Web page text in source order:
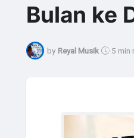
Bulan ke
by Reyal Musik 5 min